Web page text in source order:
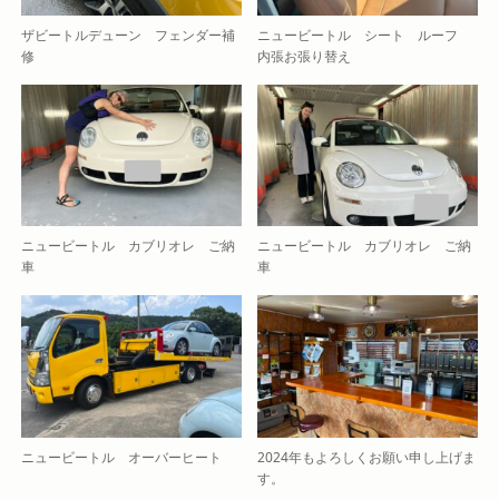
ザビートルデューン フェンダー補
修
ニュービートル シート ルーフ
内張お張り替え
ニュービートル カブリオレ ご納
車
ニュービートル カブリオレ ご納
車
ニュービートル オーバーヒート
2024年もよろしくお願い申し上げま
す。